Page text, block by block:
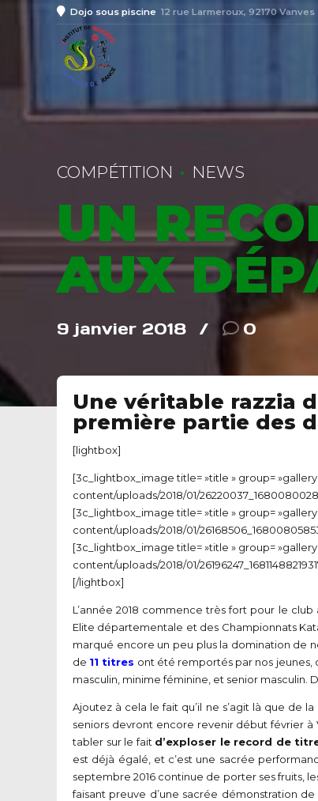
Dojo sous piscine 12 rue Larmeroux, 92170 Vanves
COMPÉTITION NEWS
UN
AUX
9 janvier 2018 0
Une véritable razzia
première partie des
[lightbox]
[3c_lightbox_image title= »title » group=
content/uploads/2018/01/
[3c_lightbox_image title= »title » group=
content/uploads/2018/01/
[3c_lightbox_image title= »title » group=
content/uploads/2018/01/
[/lightbox]
L’année 2018 commence très fort pour le
Elite départementale et des Championnats
marqué encore un peu plus la domination de
de 11 titres ont été remportés par nos jeunes,
masculin, minime féminine, et senior masculin.
Ajoutez à cela le fait qu’il ne s’agit là que de
seniors devront encore revenir début février
tabler sur le fait d’exploser le record de
est déjà égalé, et c’est une sacrée
septembre 2016 continue de porter ses fruits,
faisant preuve d’une sacrée démonstration